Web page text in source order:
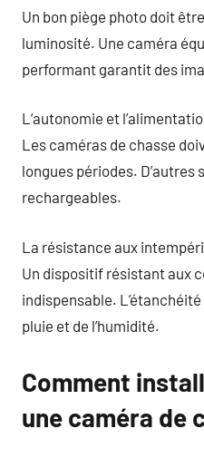
Un bon piège photo doit
luminosité. Une caméra
performant garantit des
L’autonomie et
Les caméras de chasse
longues périodes.
rechargeables.
La résistance aux
Un dispositif résistant aux
indispensable.
pluie et de l’humidité.
Comment
une caméra de